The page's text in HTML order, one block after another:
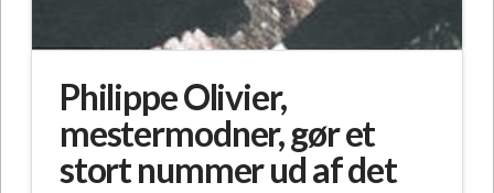
Philippe Olivier,
mestermodner, gør et
stort nummer ud af det